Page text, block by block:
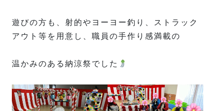
遊びの方も、射的やヨーヨー釣り、ストラック
アウト等を用意し、職員の手作り感満載の
温かみのある納涼祭でした